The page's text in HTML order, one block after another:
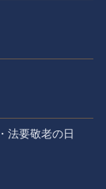
法要敬老の日